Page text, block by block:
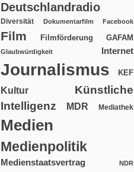
Deutschlandradio
Diversität Dokumentarfilm Facebook
Film Filmförderung GAFAM
Glaubwürdigkeit Internet
Journalismus KEF
Kultur
Künstliche
Intelligenz
MDR Mediathek
Medien
Medienpolitik
Medienstaatsvertrag NDR